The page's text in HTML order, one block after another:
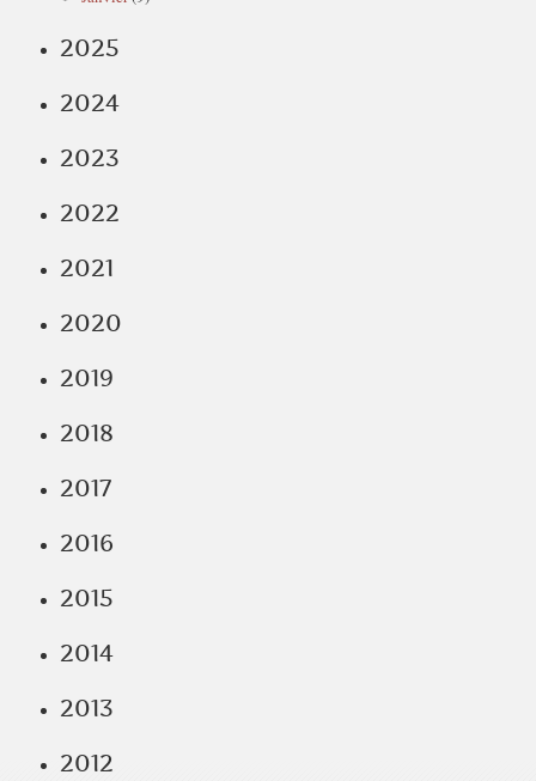
2025
2024
2023
2022
2021
2020
2019
2018
2017
2016
2015
2014
2013
2012